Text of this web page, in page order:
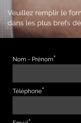
Veuillez remplir le
dans les plus brefs
Nom - Prénom
Téléphone